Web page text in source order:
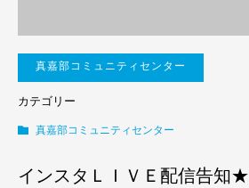
真嘉部コミュニティセンター
カテゴリー
真嘉部コミュニティセンター
インスタＬＩＶＥ配信告知★